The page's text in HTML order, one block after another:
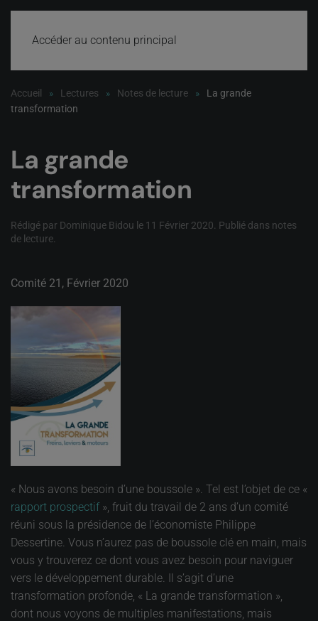
Accéder au contenu principal
Accueil Lectures Notes de lecture
La grande
transformation
La grande
transformation
Rédigé par Dominique Bidou le 11 Février 2020 . Publié dans notes
de lecture
Comité 21, Février 2020
« Nous avons besoin d’une boussole ». Tel est l’objet de ce «
rapport prospectif », fruit du travail de 2 ans d’un comité
réuni sous la présidence de l’économiste Philippe
Dessertine. Vous n’aurez pas de boussole clé en main, mais
vous y trouverez ce dont vous avez besoin pour naviguer
vers le développement durable. Il s’agit d’une
transformation profonde, « La grande transformation »,
dont nous voyons de multiples manifestations, mais